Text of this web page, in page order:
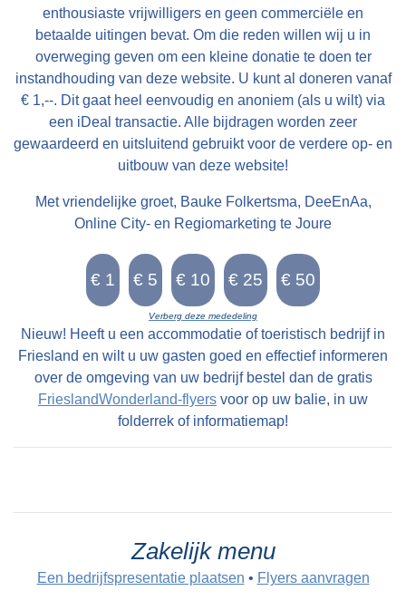
enthousiaste vrijwilligers en geen commerciële en
betaalde uitingen bevat. Om die reden willen wij u in
overweging geven om een kleine donatie te doen ter
instandhouding van deze website. U kunt al doneren vanaf
€ 1,--. Dit gaat heel eenvoudig en anoniem (als u wilt) via
een iDeal transactie. Alle bijdragen worden zeer
gewaardeerd en uitsluitend gebruikt voor de verdere op- en
uitbouw van deze website!
Met vriendelijke groet, Bauke Folkertsma, DeeEnAa,
Online City- en Regiomarketing te Joure
Verberg deze mededeling
Nieuw! Heeft u een accommodatie of toeristisch bedrijf in
Friesland en wilt u uw gasten goed en effectief informeren
over de omgeving van uw bedrijf bestel dan de gratis
FrieslandWonderland-flyers voor op uw balie, in uw
folderrek of informatiemap!
Zakelijk menu
Een bedrijfspresentatie plaatsen • Flyers aanvragen